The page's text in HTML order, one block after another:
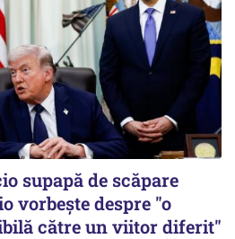
supapă de scăpare
vorbește despre "o
către un viitor diferit"